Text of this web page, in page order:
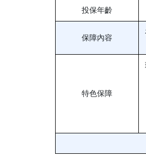
投保年齡
保障內容
特色保障